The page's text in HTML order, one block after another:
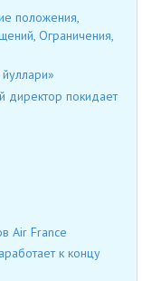
положения,
Ограничения,
директор покидает
Air France
к концу